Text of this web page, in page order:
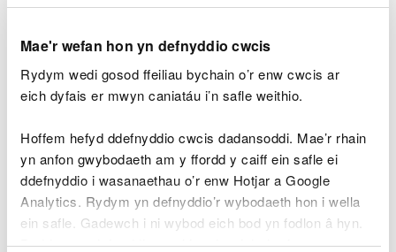
Mae'r wefan hon yn defnyddio cwcis
Rydym wedi gosod ffeiliau bychain o’r enw cwcis ar
eich dyfais er mwyn caniatáu i’n safle weithio.
Hoffem hefyd ddefnyddio cwcis dadansoddi. Mae’r rhain
yn anfon gwybodaeth am y ffordd y caiff ein safle ei
ddefnyddio i wasanaethau o’r enw Hotjar a Google
Analytics. Rydym yn defnyddio’r wybodaeth hon i wella
ein safle. Gadewch i ni wybod eich bod yn fodlon â hyn.
Byddwn yn defnyddio cwci i gadw eich dewis.
arbennig: cyfrifoldebau cyrff cyhoeddus ac
ymgymerwyr statudol
Gwiriwch a yw eich gwaith ar SoDdGA yn
Mathau o ardaloedd o dir a môr
gwarchodedig
Gwarchodfeydd Natur Cenedlaethol
Safleoedd sydd wedi'u diogelu gan gyfraith